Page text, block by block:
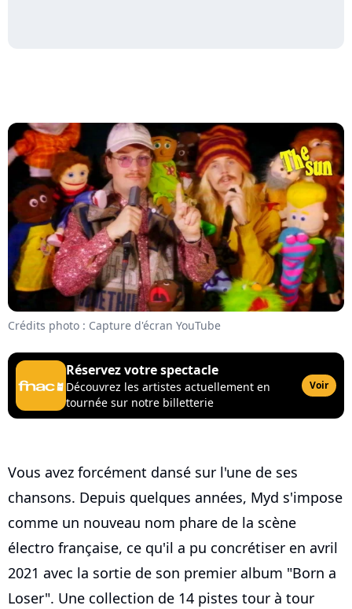
Crédits photo : Capture d'écran YouTube
Réservez votre spectacle
Découvrez les artistes actuellement en
tournée sur notre billetterie
Voir
Vous avez forcément dansé sur l'une de ses
chansons. Depuis quelques années, Myd s'impose
comme un nouveau nom phare de la scène
électro française, ce qu'il a pu concrétiser en avril
2021 avec la sortie de son premier album "Born a
Loser". Une collection de 14 pistes tour à tour